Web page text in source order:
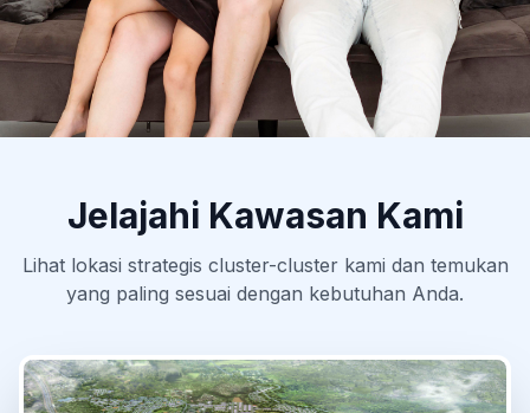
Jelajahi Kawasan Kami
Lihat lokasi strategis cluster-cluster kami dan temukan
yang paling sesuai dengan kebutuhan Anda.